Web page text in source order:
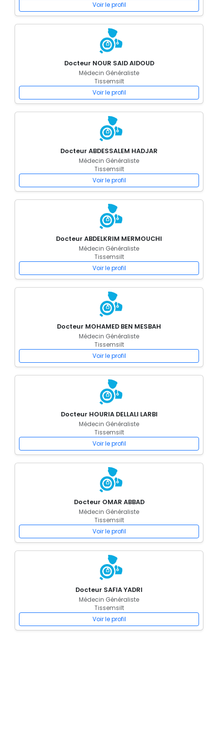
Voir le profil
Docteur NOUR SAID AIDOUD
Médecin Généraliste
Tissemsilt
Voir le profil
Docteur ABDESSALEM HADJAR
Médecin Généraliste
Tissemsilt
Voir le profil
Docteur ABDELKRIM MERMOUCHI
Médecin Généraliste
Tissemsilt
Voir le profil
Docteur MOHAMED BEN MESBAH
Médecin Généraliste
Tissemsilt
Voir le profil
Docteur HOURIA DELLALI LARBI
Médecin Généraliste
Tissemsilt
Voir le profil
Docteur OMAR ABBAD
Médecin Généraliste
Tissemsilt
Voir le profil
Docteur SAFIA YADRI
Médecin Généraliste
Tissemsilt
Voir le profil